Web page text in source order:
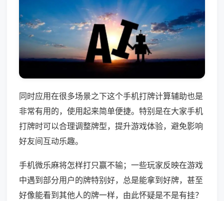
同时应用在很多场景之下这个手机打牌计算辅助也是
非常有用的，使用起来简单便捷。特别是在大家手机
打牌时可以合理调整牌型，提升游戏体验，避免影响
好友间互动乐趣。
手机微乐麻将怎样打只赢不输；一些玩家反映在游戏
中遇到部分用户的牌特别好，总是能拿到好牌，甚至
好像能看到其他人的牌一样，由此怀疑是不是有挂？